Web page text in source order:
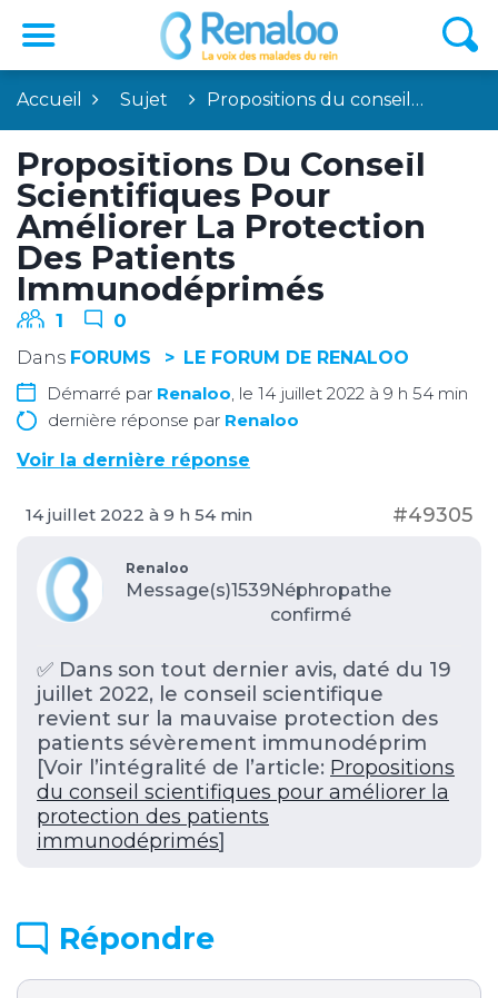
Accueil Sujet Propositions du conseil…
Propositions Du Conseil
Scientifiques Pour
Améliorer La Protection
Des Patients
Immunodéprimés
1 0
Dans FORUMS
LE FORUM DE RENALOO
Démarré par Renaloo , le 14 juillet 2022 à 9 h 54 min
dernière réponse par Renaloo
Voir la dernière réponse
14 juillet 2022 à 9 h 54 min #49305
Renaloo
Message(s)1539Néphropathe
confirmé
✅ Dans son tout dernier avis, daté du 19
juillet 2022, le conseil scientifique
revient sur la mauvaise protection des
patients sévèrement immunodéprim
[Voir l’intégralité de l’article: Propositions
du conseil scientifiques pour améliorer la
protection des patients
immunodéprimés]
Répondre